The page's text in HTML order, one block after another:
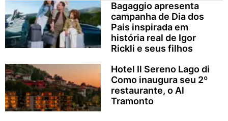
Bagaggio apresenta
campanha de Dia dos
Pais inspirada em
história real de Igor
Rickli e seus filhos
Hotel Il Sereno Lago di
Como inaugura seu 2º
restaurante, o Al
Tramonto